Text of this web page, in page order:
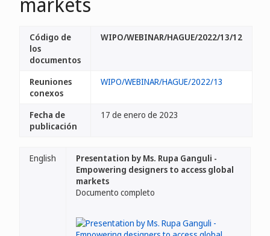
Código de
los
documentos
WIPO/WEBINAR/HAGUE/2022/13/12
Reuniones
conexos
WIPO/WEBINAR/HAGUE/2022/13
Fecha de
publicación
17 de enero de 2023
English
Presentation by Ms. Rupa Ganguli -
Empowering designers to access global
markets
Documento completo